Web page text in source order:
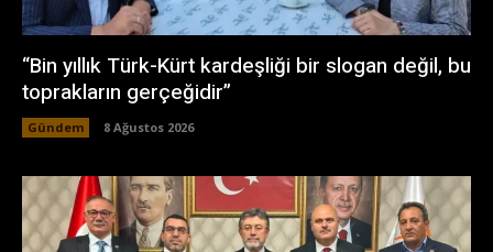
“Bin yıllık Türk-Kürt kardeşliği bir slogan değil, bu
toprakların gerçeğidir”
Gündem 8 Ağustos 2026